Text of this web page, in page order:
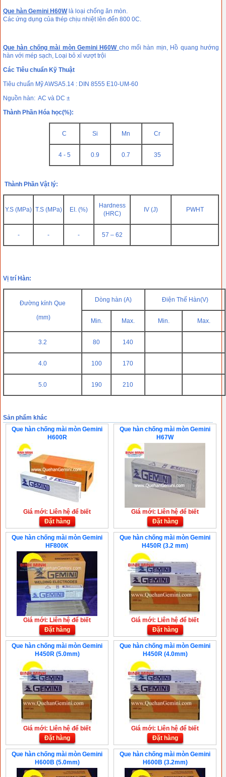
Que hàn Gemini H60Wlà loại chống ăn mòn.
Các ứng dụng của thép chịu nhiệt lên đến 800 0C.
Que hàn chống mài mòn Gemini H60W cho mối hàn mịn, Hồ quang hướng
hàn với mép sạch, Loại bỏ xỉ vượt trội
Các Tiêu chuẩn Kỹ Thuật
Tiêu chuẩn Mỹ AWSA5.14 : DIN 8555 E10-UM-60
Nguồn hàn: AC và DC ±
Thành Phần Hóa học(%):
C Si Mn Cr
4 - 5 0.9 0.7 35
Thành Phần Vật lý:
Y.S (MPa) T.S (MPa) EI. (%)
Hardness
(HRC)
IV (J) PWHT
- - - 57 – 62
Vị trí Hàn:
Đường kính Que
(mm)
Dòng hàn (A) Điện Thế Hàn(V)
Min. Max. Min. Max.
3.2 80 140
4.0 100 170
5.0 190 210
Sản phẩm khác
Que hàn chống mài mòn Gemini
H600R
Giá mới: Liên hệ để biết
Đặt hàng
Que hàn chống mài mòn Gemini
H67W
Giá mới: Liên hệ để biết
Đặt hàng
Que hàn chống mài mòn Gemini
HF800K
Giá mới: Liên hệ để biết
Đặt hàng
Que hàn chống mài mòn Gemini
H450R (3.2 mm)
Giá mới: Liên hệ để biết
Đặt hàng
Que hàn chống mài mòn Gemini
H450R (5.0mm)
Giá mới: Liên hệ để biết
Đặt hàng
Que hàn chống mài mòn Gemini
H450R (4.0mm)
Giá mới: Liên hệ để biết
Đặt hàng
Que hàn chống mài mòn Gemini
H600B (5.0mm)
Que hàn chống mài mòn Gemini
H600B (3.2mm)